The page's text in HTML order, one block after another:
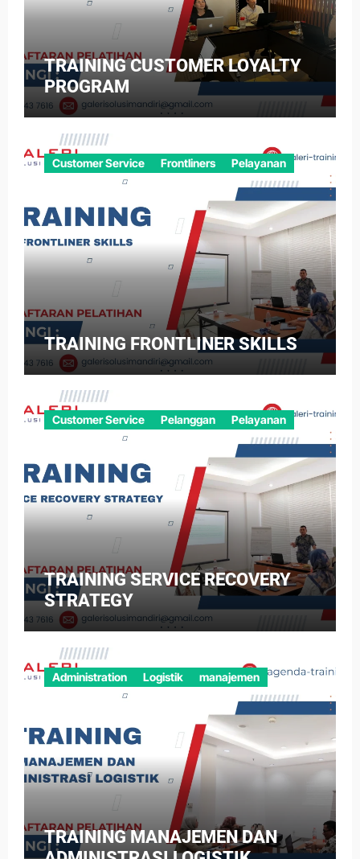
TRAINING CUSTOMER LOYALTY
PROGRAM
Customer Service Frontliners Pelayanan
TRAINING FRONTLINER SKILLS
Customer Service Pelanggan Pelayanan
TRAINING SERVICE RECOVERY
STRATEGY
Administration Logistik manajemen
TRAINING MANAJEMEN DAN